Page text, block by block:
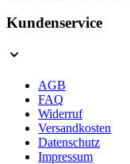
Kundenservice
AGB
FAQ
Widerruf
Versandkosten
Datenschutz
Impressum